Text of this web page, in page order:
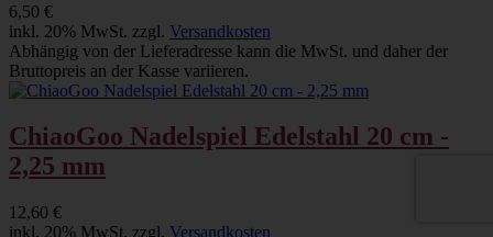
6,50 €
inkl. 20% MwSt. zzgl. Versandkosten
Abhängig von der Lieferadresse kann die MwSt. und daher der
Bruttopreis an der Kasse variieren.
ChiaoGoo Nadelspiel Edelstahl 20 cm -
2,25 mm
12,60 €
inkl. 20% MwSt. zzgl. Versandkosten